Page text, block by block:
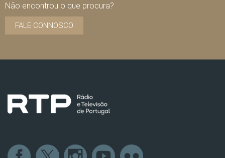
Não encontrou o que procura?
FALE CONNOSCO